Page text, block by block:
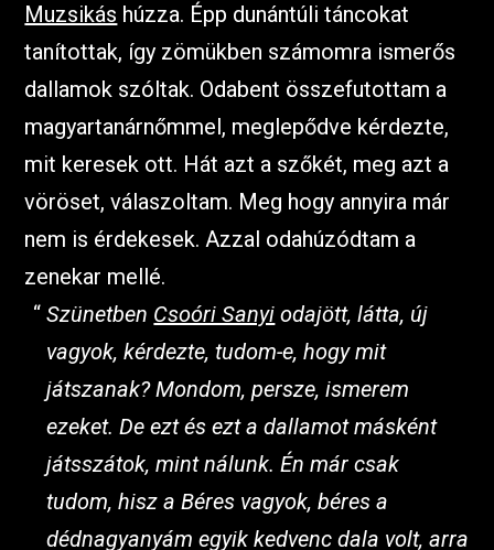
Muzsikás húzza. Épp dunántúli táncokat
tanítottak, így zömükben számomra ismerős
dallamok szóltak. Odabent összefutottam a
magyartanárnőmmel, meglepődve kérdezte,
mit keresek ott. Hát azt a szőkét, meg azt a
vöröset, válaszoltam. Meg hogy annyira már
nem is érdekesek. Azzal odahúzódtam a
zenekar mellé.
Szünetben Csoóri Sanyi odajött, látta, új
vagyok, kérdezte, tudom-e, hogy mit
játszanak? Mondom, persze, ismerem
ezeket. De ezt és ezt a dallamot másként
játsszátok, mint nálunk. Én már csak
tudom, hisz aBéres vagyok, béres a
dédnagyanyám egyik kedvenc dala volt, arra